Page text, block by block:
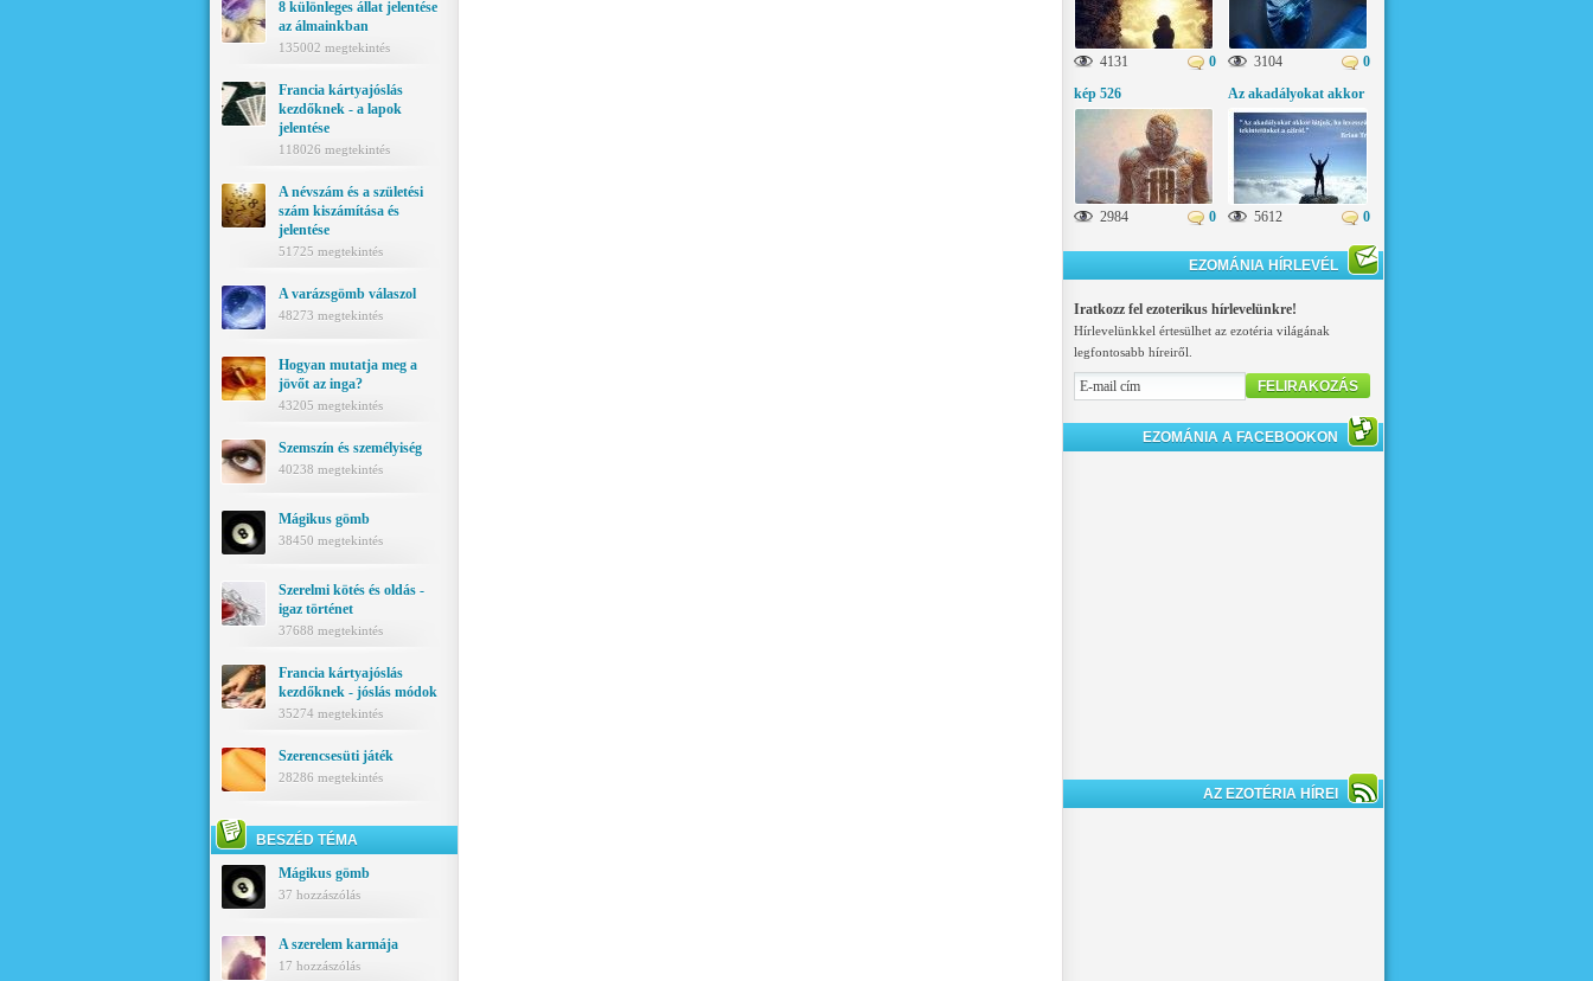
8 különleges állat jelentése
az álmainkban
135002 megtekintés
Francia kártyajóslás
kezdőknek - a lapok
jelentése
118026 megtekintés
A névszám és a születési
szám kiszámítása és
jelentése
51725 megtekintés
A varázsgömb válaszol
48273 megtekintés
Hogyan mutatja meg a
jövőt az inga?
43205 megtekintés
Szemszín és személyiség
40238 megtekintés
Mágikus gömb
38450 megtekintés
Szerelmi kötés és oldás -
igaz történet
37688 megtekintés
Francia kártyajóslás
kezdőknek - jóslás módok
35274 megtekintés
Szerencsesüti játék
28286 megtekintés
BESZÉD TÉMA
Mágikus gömb
37 hozzászólás
A szerelem karmája
17 hozzászólás
4131 0 3104
0
kép 526
2984 0
Az akadályokat akkor
látjuk, ha levesszük
tekintetünket a célról
5612 0
EZOMÁNIA HÍRLEVÉL
Iratkozz fel ezoterikus hírlevelünkre!
Hírlevelünkkel értesülhet az ezotéria világának
legfontosabb híreiről.
FELIRAKOZÁS
EZOMÁNIA A FACEBOOKON
AZ EZOTÉRIA HÍREI